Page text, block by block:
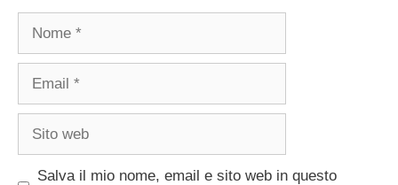
Nome
Email
Sito
Salva il mio nome, email e sito web in questo